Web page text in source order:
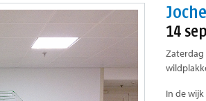
14
Zaterdag
In de